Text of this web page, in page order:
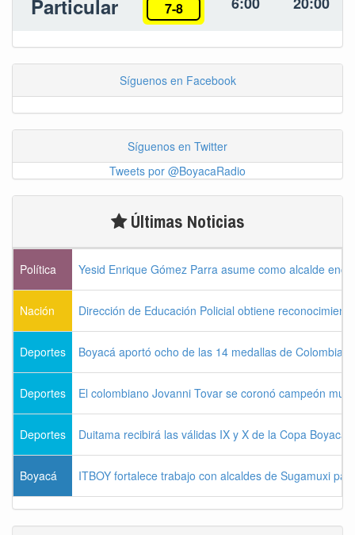
Particular 7-8
Síguenos en Facebook
Síguenos en Twitter
Tweets por @BoyacaRadio
Últimas Noticias
Política Yesid Enrique Gómez Parra asume como alcalde
Nación Dirección de Educación Policial obtiene
Deportes Boyacá aportó ocho de las 14 medallas de Colombia
Deportes El colombiano Jovanni Tovar se coronó campeón
Deportes Duitama recibirá las válidas IX y X de la Copa Boyacá
Boyacá ITBOY fortalece trabajo con alcaldes de Sugamuxi